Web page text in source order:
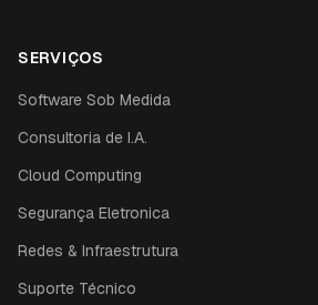
SERVIÇOS
Software Sob Medida
Consultoria de I.A.
Cloud Computing
Segurança Eletronica
Redes & Infraestrutura
Suporte Técnico